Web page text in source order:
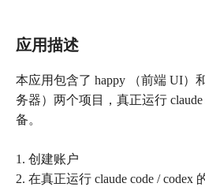
应用描述
本应用包含了 happy （前端 UI）
务器）两个项目，真正运行 claude
备。
1. 创建账户
2. 在真正运行 claude code / codex